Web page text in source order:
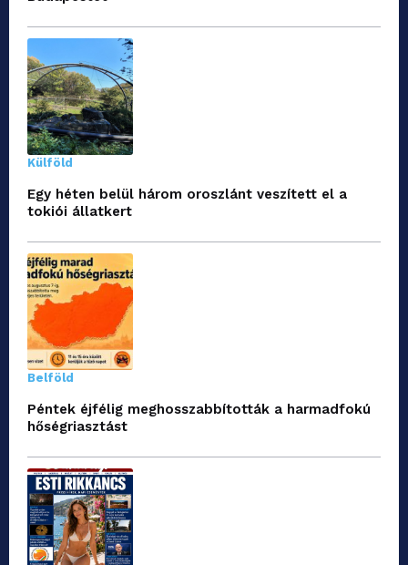
Külföld
Egy héten belül három oroszlánt veszített el a
tokiói állatkert
Belföld
Péntek éjfélig meghosszabbították a harmadfokú
hőségriasztást